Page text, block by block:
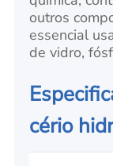
outros
essencial
de vidro,
cério